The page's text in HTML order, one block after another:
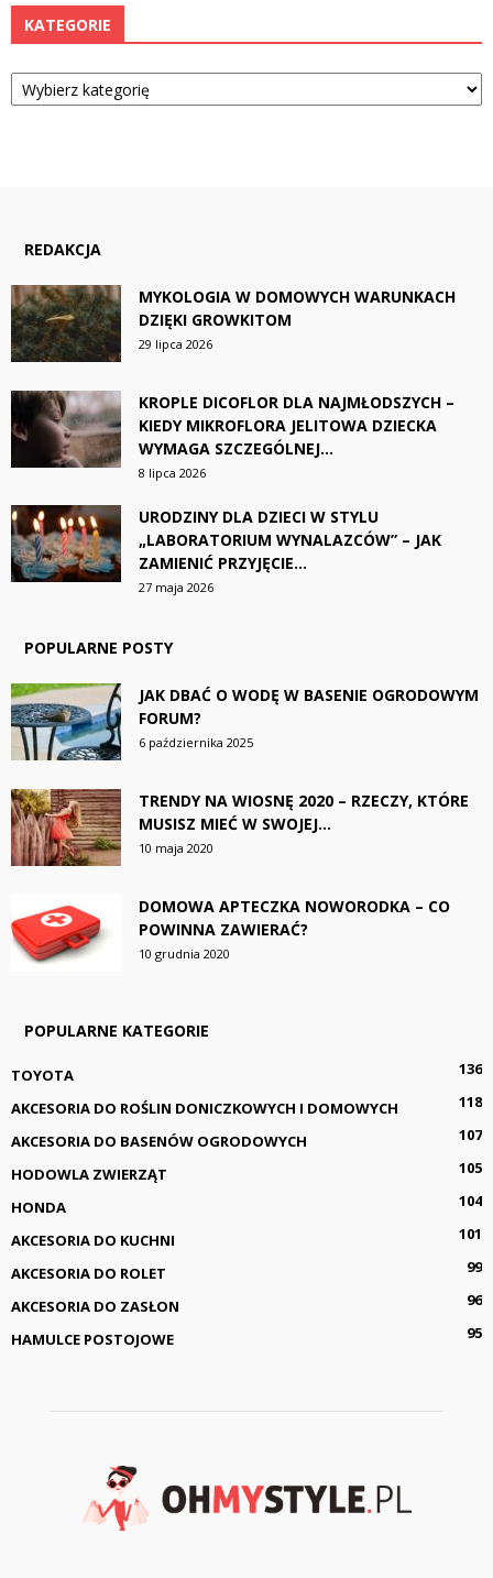
KATEGORIE
Kategorie
REDAKCJA
MYKOLOGIA W DOMOWYCH WARUNKACH
DZIĘKI GROWKITOM
29 lipca 2026
KROPLE DICOFLOR DLA NAJMŁODSZYCH –
KIEDY MIKROFLORA JELITOWA DZIECKA
WYMAGA SZCZEGÓLNEJ...
8 lipca 2026
URODZINY DLA DZIECI W STYLU
„LABORATORIUM WYNALAZCÓW” – JAK
ZAMIENIĆ PRZYJĘCIE...
27 maja 2026
POPULARNE POSTY
JAK DBAĆ O WODĘ W BASENIE OGRODOWYM
FORUM?
6 października 2025
TRENDY NA WIOSNĘ 2020 – RZECZY, KTÓRE
MUSISZ MIEĆ W SWOJEJ...
10 maja 2020
DOMOWA APTECZKA NOWORODKA – CO
POWINNA ZAWIERAĆ?
10 grudnia 2020
POPULARNE KATEGORIE
TOYOTA
136
AKCESORIA DO ROŚLIN DONICZKOWYCH I DOMOWYCH
118
AKCESORIA DO BASENÓW OGRODOWYCH
107
HODOWLA ZWIERZĄT
105
HONDA
104
AKCESORIA DO KUCHNI
101
AKCESORIA DO ROLET
99
AKCESORIA DO ZASŁON
96
HAMULCE POSTOJOWE
95